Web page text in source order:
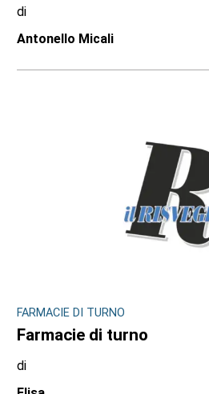
architettoniche
di
Redazione
INCHIESTA E SEGNALAZIONI DAL